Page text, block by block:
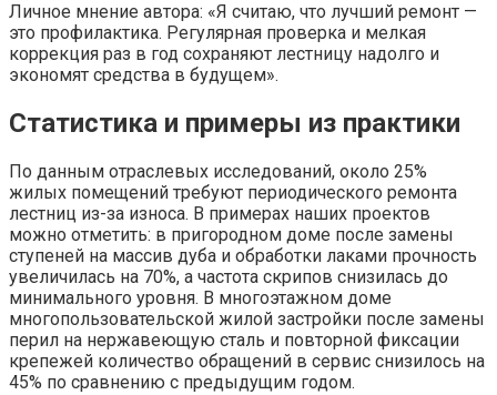
Личное мнение автора: «Я считаю, что лучший ремонт —
это профилактика. Регулярная проверка и мелкая
коррекция раз в год сохраняют лестницу надолго и
экономят средства в будущем».
Статистика и примеры из практики
По данным отраслевых исследований, около 25%
жилых помещений требуют периодического ремонта
лестниц из-за износа. В примерах наших проектов
можно отметить: в пригородном доме после замены
ступеней на массив дуба и обработки лаками прочность
увеличилась на 70%, а частота скрипов снизилась до
минимального уровня. В многоэтажном доме
многопользовательской жилой застройки после замены
перил на нержавеющую сталь и повторной фиксации
крепежей количество обращений в сервис снизилось на
45% по сравнению с предыдущим годом.